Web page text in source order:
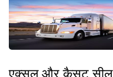
एक्सल और कैसट सील